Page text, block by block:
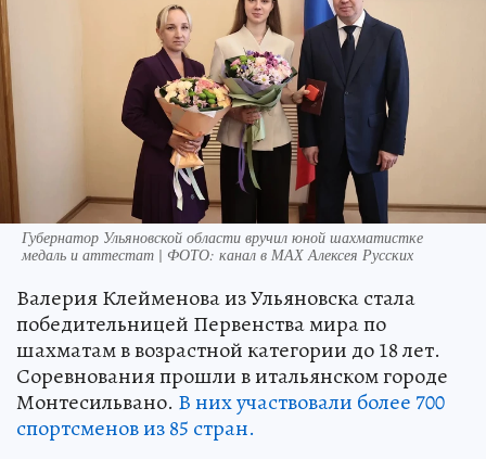
Губернатор Ульяновской области вручил юной шахматистке
медаль и аттестат | ФОТО: канал в МАХ Алексея Русских
Валерия Клейменова из Ульяновска стала
победительницей Первенства мира по
шахматам в возрастной категории до 18 лет.
Соревнования прошли в итальянском городе
Монтесильвано. В них участвовали более 700
спортсменов из 85 стран.